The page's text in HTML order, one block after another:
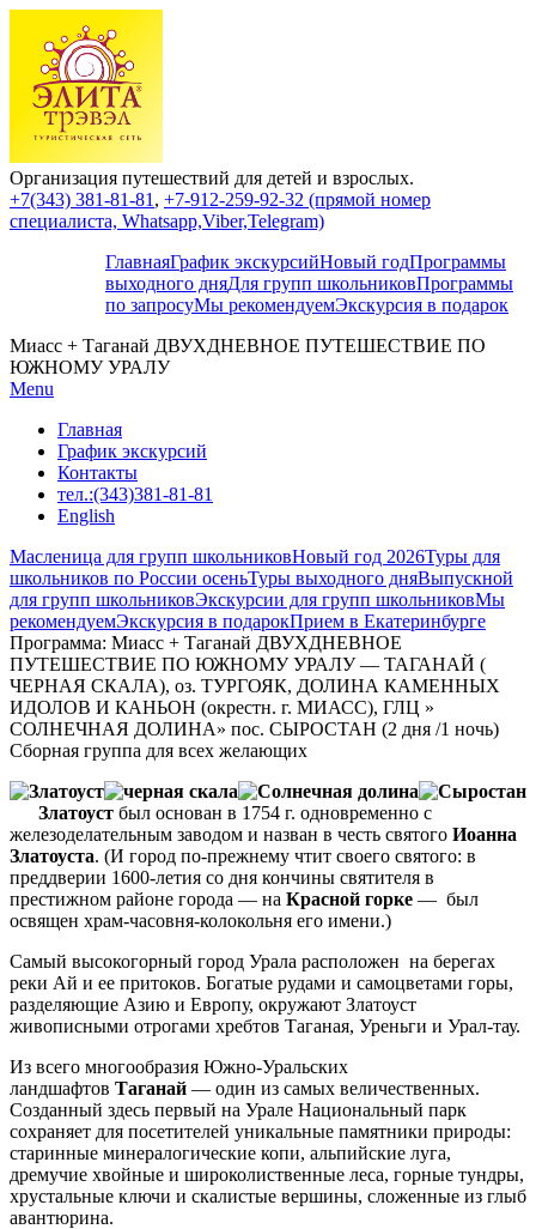
Организация путешествий для детей и взрослых.
+7(343) 381-81-81 , +7-912-259-92-32 (прямой номер
специалиста, Whatsapp,Viber,Telegram)
ГлавнаяГрафик экскурсийНовый годПрограммы
выходного дняДля групп школьниковПрограммы
по запросуМы рекомендуемЭкскурсия в подарок
Миасс + Таганай ДВУХДНЕВНОЕ ПУТЕШЕСТВИЕ ПО
ЮЖНОМУ УРАЛУ
Menu
Главная
График экскурсий
Контакты
тел.:(343)381-81-81
English
Масленица для групп школьниковНовый год 2026Туры для
школьников по России осеньТуры выходного дняВыпускной
для групп школьниковЭкскурсии для групп школьниковМы
рекомендуемЭкскурсия в подарокПрием в Екатеринбурге
Программа: Миасс + Таганай ДВУХДНЕВНОЕ
ПУТЕШЕСТВИЕ ПО ЮЖНОМУ УРАЛУ — ТАГАНАЙ (
ЧЕРНАЯ СКАЛА), оз. ТУРГОЯК, ДОЛИНА КАМЕННЫХ
ИДОЛОВ И КАНЬОН (окрестн. г. МИАСС), ГЛЦ »
СОЛНЕЧНАЯ ДОЛИНА» пос. СЫРОСТАН (2 дня /1 ночь)
Сборная группа для всех желающих
Златоуст был основан в 1754 г. одновременно с
железоделательным заводом и назван в честь святого Иоанна
Златоуста. (И город по-прежнему чтит своего святого: в
преддверии 1600-летия со дня кончины святителя в
престижном районе города — на Красной горке — был
освящен храм-часовня-колокольня его имени.)
Самый высокогорный город Урала расположен на берегах
реки Ай и ее притоков. Богатые рудами и самоцветами горы,
разделяющие Азию и Европу, окружают Златоуст
живописными отрогами хребтов Таганая, Уреньги и Урал-тау.
Из всего многообразия Южно-Уральских
ландшафтов Таганай — один из самых величественных.
Созданный здесь первый на Урале Национальный парк
сохраняет для посетителей уникальные памятники природы:
старинные минералогические копи, альпийские луга,
дремучие хвойные и широколиственные леса, горные тундры,
хрустальные ключи и скалистые вершины, сложенные из глыб
авантюрина.